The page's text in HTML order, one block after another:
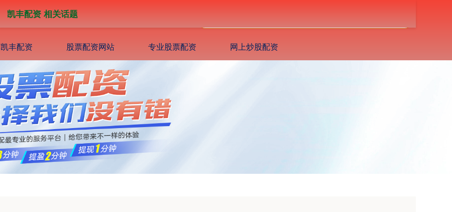
凯丰配资 股票配资网站 专业股票配资 网上炒股配资
凯丰配资 相关话题